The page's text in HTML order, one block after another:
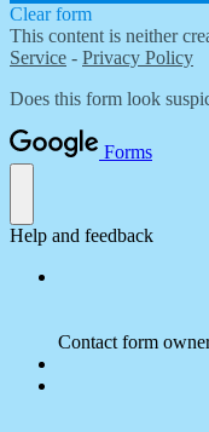
Clear form
This content is neither
Service - Privacy Policy
Does this form look
Forms
Help and feedback
Contact form